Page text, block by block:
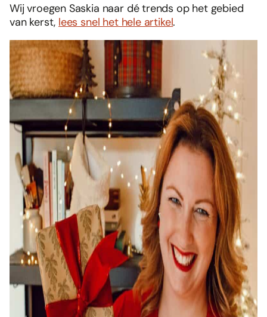
Wij vroegen Saskia naar dé trends op het gebied
van kerst, lees snel het hele artikel.